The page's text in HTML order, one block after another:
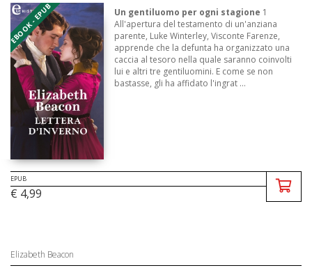
EBOOK - EPUB Un gentiluomo per ogni stagione 1
All'apertura del testamento di un'anziana
parente, Luke Winterley, Visconte Farenze,
apprende che la defunta ha organizzato una
caccia al tesoro nella quale saranno coinvolti
lui e altri tre gentiluomini. E come se non
bastasse, gli ha affidato l'ingrat ...
EPUB
€ 4,99
Elizabeth Beacon